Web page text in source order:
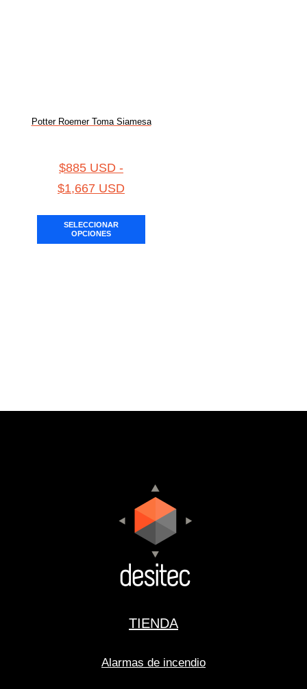
Potter Roemer Toma Siamesa
$885 USD -
$1,667 USD
SELECCIONAR
OPCIONES
TIENDA
Alarmas de incendio